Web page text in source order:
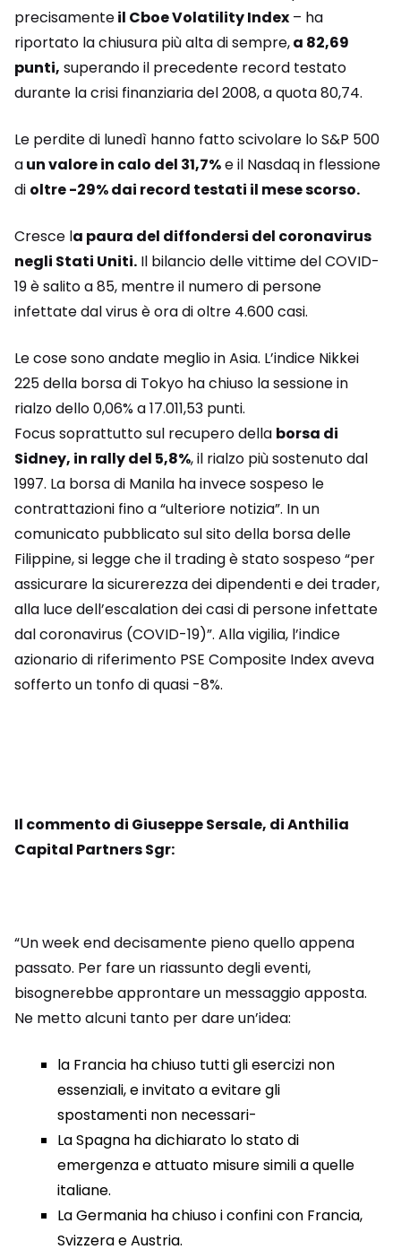
precisamenteil Cboe Volatility Index – ha
riportato la chiusura più alta di sempre,a 82,69
punti, superando il precedente record testato
durante la crisi finanziaria del 2008, a quota 80,74.
Le perdite di lunedì hanno fatto scivolare lo S&P 500
aun valore in calo del 31,7%e il Nasdaq in flessione
di oltre -29% dai record testati il mese scorso.
Cresce la paura del diffondersi del coronavirus
negli Stati Uniti. Il bilancio delle vittime del COVID-
19 è salito a 85, mentre il numero di persone
infettate dal virus è ora di oltre 4.600 casi.
Le cose sono andate meglio in Asia. L’indice Nikkei
225 della borsa di Tokyo ha chiuso la sessione in
rialzo dello 0,06% a 17.011,53 punti.
Focus soprattutto sul recupero della borsa di
Sidney, in rally del 5,8%, il rialzo più sostenuto dal
1997. La borsa di Manila ha invece sospeso le
contrattazioni fino a “ulteriore notizia”. In un
comunicato pubblicato sul sito della borsa delle
Filippine, si legge che il trading è stato sospeso “per
assicurare la sicurerezza dei dipendenti e dei trader,
alla luce dell’escalation dei casi di persone infettate
dal coronavirus (COVID-19)”. Alla vigilia, l’indice
azionario di riferimento PSE Composite Index aveva
sofferto un tonfo di quasi -8%.
Il commento di Giuseppe Sersale, di Anthilia
Capital Partners Sgr:
“Un week end decisamente pieno quello appena
passato. Per fare un riassunto degli eventi,
bisognerebbe approntare un messaggio apposta.
Ne metto alcuni tanto per dare un’idea:
la Francia ha chiuso tutti gli esercizi non
essenziali, e invitato a evitare gli
spostamenti non necessari-
La Spagna ha dichiarato lo stato di
emergenza e attuato misure simili a quelle
italiane.
La Germania ha chiuso i confini con Francia,
Svizzera e Austria.